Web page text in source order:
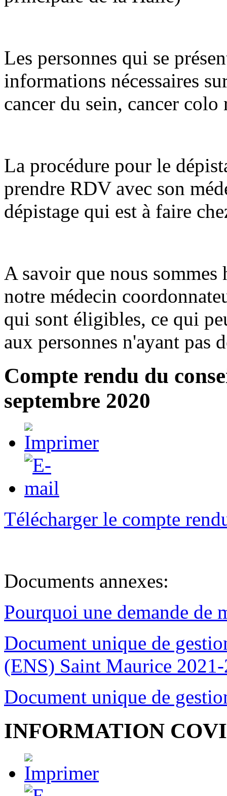
Les personnes qui se
informations nécessaires
cancer du sein, cancer
La procédure pour le
prendre RDV avec son
dépistage qui est à faire
A savoir que nous
notre médecin
qui sont éligibles, ce qui
aux personnes n'ayant pas
Compte rendu du
septembre 2020
Télécharger le compte
Documents annexes:
Pourquoi une demande de
Document unique de
(ENS) Saint Maurice
Document unique de
INFORMATION